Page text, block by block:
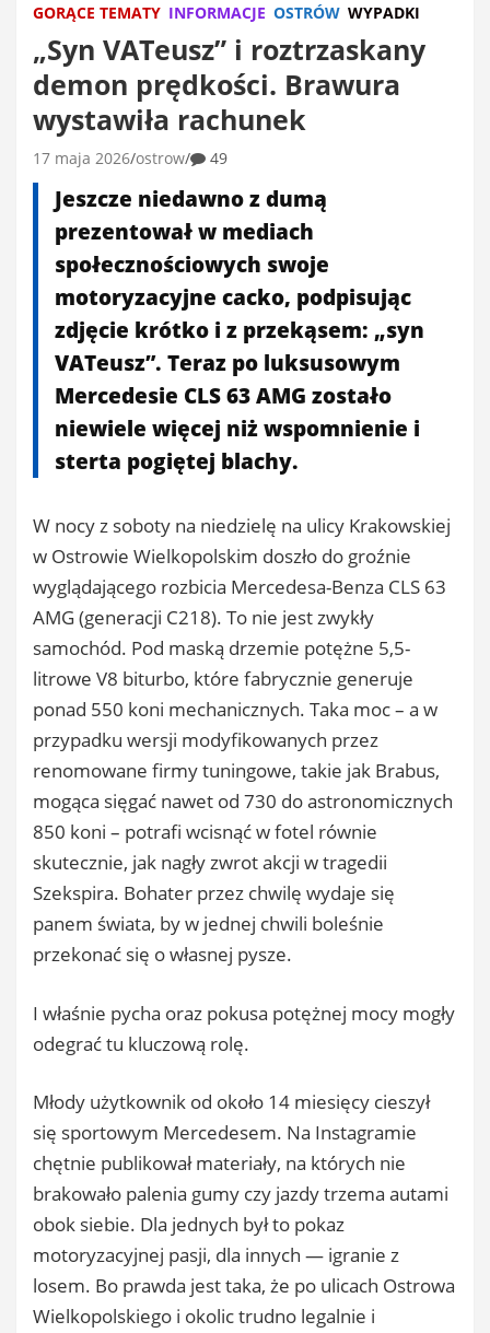
GORĄCE TEMATY INFORMACJE OSTRÓW WYPADKI
​„Syn VATeusz” i roztrzaskany
demon prędkości. Brawura
wystawiła rachunek
17 maja 2026 ostrow 49
Jeszcze niedawno z dumą
prezentował w mediach
społecznościowych swoje
motoryzacyjne cacko, podpisując
zdjęcie krótko i z przekąsem: „syn
VATeusz”. Teraz po luksusowym
Mercedesie CLS 63 AMG zostało
niewiele więcej niż wspomnienie i
sterta pogiętej blachy.
​W nocy z soboty na niedzielę na ulicy Krakowskiej
w Ostrowie Wielkopolskim doszło do groźnie
wyglądającego rozbicia Mercedesa-Benza CLS 63
AMG (generacji C218). To nie jest zwykły
samochód. Pod maską drzemie potężne 5,5-
litrowe V8 biturbo, które fabrycznie generuje
ponad 550 koni mechanicznych. Taka moc – a w
przypadku wersji modyfikowanych przez
renomowane firmy tuningowe, takie jak Brabus,
mogąca sięgać nawet od 730 do astronomicznych
850 koni – potrafi wcisnąć w fotel równie
skutecznie, jak nagły zwrot akcji w tragedii
Szekspira. Bohater przez chwilę wydaje się
panem świata, by w jednej chwili boleśnie
przekonać się o własnej pysze.
​I właśnie pycha oraz pokusa potężnej mocy mogły
odegrać tu kluczową rolę.
​Młody użytkownik od około 14 miesięcy cieszył
się sportowym Mercedesem. Na Instagramie
chętnie publikował materiały, na których nie
brakowało palenia gumy czy jazdy trzema autami
obok siebie. Dla jednych był to pokaz
motoryzacyjnej pasji, dla innych — igranie z
losem. Bo prawda jest taka, że po ulicach Ostrowa
Wielkopolskiego i okolic trudno legalnie i